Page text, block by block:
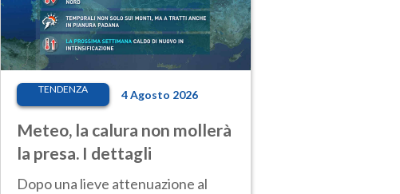
TENDENZA 4 Agosto 2026
Meteo, la calura non mollerà
la presa. I dettagli
Dopo una lieve attenuazione al